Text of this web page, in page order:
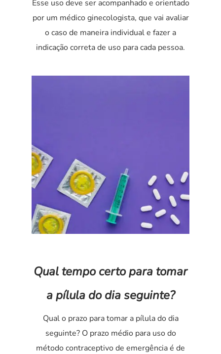
Esse uso deve ser acompanhado e orientado
por um médico ginecologista, que vai avaliar
o caso de maneira individual e fazer a
indicação correta de uso para cada pessoa.
Qual tempo certo para tomar
a pílula do dia seguinte?
Qual o prazo para tomar a pílula do dia
seguinte? O prazo médio para uso do
método contraceptivo de emergência é de